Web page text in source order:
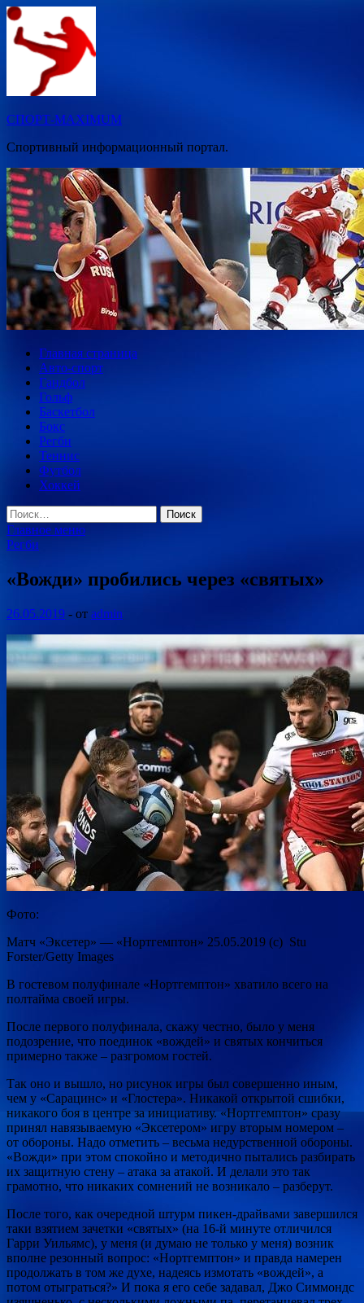
Перейти
содержимому
СПОРТ-MAXIMUM
Спортивный информационный портал.
Главная страница
Авто-спорт
Гандбол
Гольф
Баскетбол
Бокс
Регби
Теннис
Футбол
Хоккей
Найти:
Главное меню
Регби
«Вожди» пробились через «святых»
26.05.2019 - от admin
Фото:
Матч «Эксетер» — «Нортгемптон» 25.05.2019 (с) Stu
Forster/Getty Images
В гостевом полуфинале «Нортгемптон» хватило всего на
полтайма своей игры.
После первого полуфинала, скажу честно, было у меня
подозрение, что поединок «вождей» и святых кончиться
примерно также – разгромом гостей.
Так оно и вышло, но рисунок игры был совершенно иным,
чем у «Сарацинс» и «Глостера». Никакой открытой сшибки,
никакого боя в центре за инициативу. «Нортгемптон» сразу
принял навязываемую «Эксетером» игру вторым номером –
от обороны. Надо отметить – весьма недурственной обороны.
«Вожди» при этом спокойно и методично пытались разбирать
их защитную стену – атака за атакой. И делали это так
грамотно, что никаких сомнений не возникало – разберут.
После того, как очередной штурм пикен-драйвами завершился
таки взятием зачетки «святых» (на 16-й минуте отличился
Гарри Уильямс), у меня (и думаю не только у меня) возник
вполне резонный вопрос: «Нортгемптон» и правда намерен
продолжать в том же духе, надеясь измотать «вождей», а
потом отыграться?» И пока я его себе задавал, Джо Симмондс